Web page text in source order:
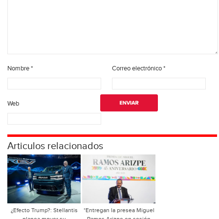
Nombre* Correo electrónico*
Web
Articulos relacionados
¿Efecto Trump?: Stellantis
*Entregan la presea Miguel